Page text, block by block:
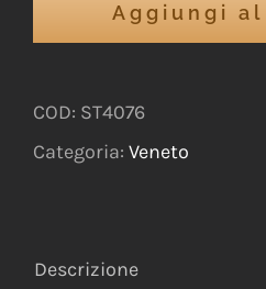
Aggiungi
COD: ST4076
Categoria: Veneto
Descrizione